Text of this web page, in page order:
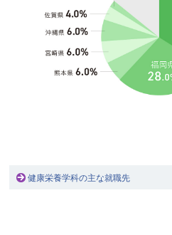
健康栄養学科の主な就職先